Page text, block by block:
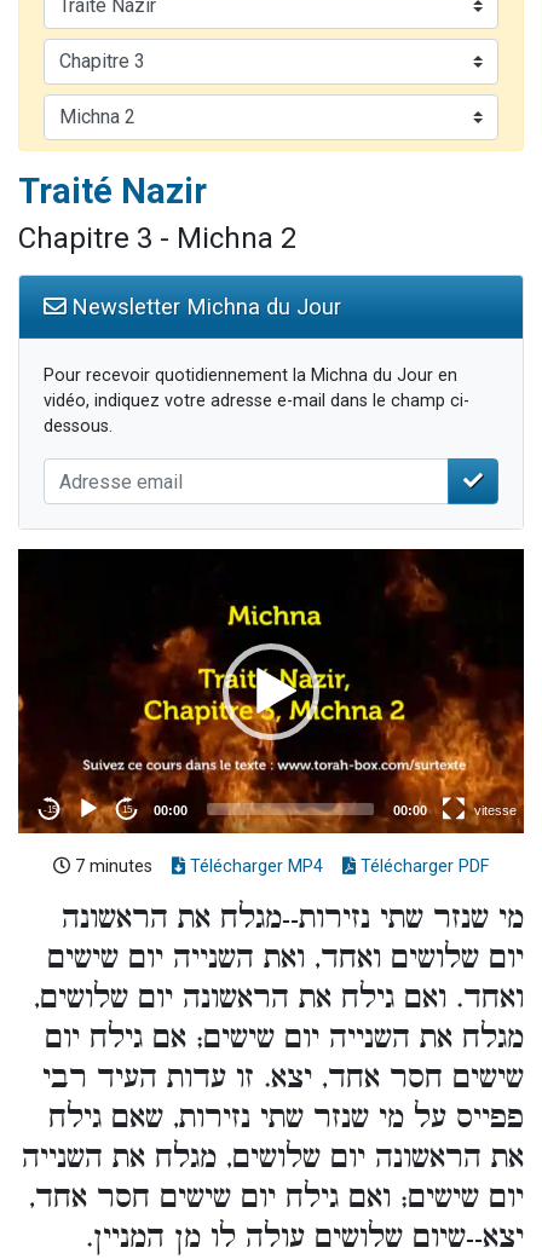
Ariel vient de donner son Maasser
Il reste 49 places pour étudier en groupe sur Zoom
Traité Nazir
Chapitre 3 - Michna 2
Newsletter Michna du Jour
Pour recevoir quotidiennement la Michna du Jour en
vidéo, indiquez votre adresse e-mail dans le champ ci-
dessous.
7 minutes Télécharger MP4 Télécharger PDF
מי שנזר שתי נזירות--מגלח את הראשונה
יום שלושים ואחד, ואת השנייה יום שישים
ואחד. ואם גילח את הראשונה יום שלושים,
מגלח את השנייה יום שישים; אם גילח יום
שישים חסר אחד, יצא. זו עדות העיד רבי
פפייס על מי שנזר שתי נזירות, שאם גילח
את הראשונה יום שלושים, מגלח את השנייה
יום שישים; ואם גילח יום שישים חסר אחד,
יצא--שיום שלושים עולה לו מן המניין.